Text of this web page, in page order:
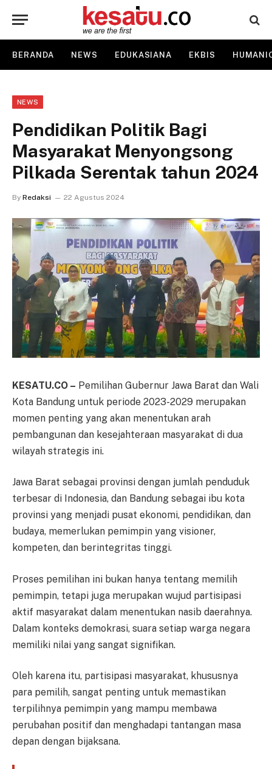
BERANDA NEWS EDUKASIANA EKBIS
NEWS
Pendidikan Politik Bagi
Masyarakat Menyongsong
Pilkada Serentak tahun 2024
By Redaksi 22 Agustus 2024
KESATU.CO – Pemilihan Gubernur Jawa Barat dan Wali
Kota Bandung untuk periode 2023-2029 merupakan
momen penting yang akan menentukan arah
pembangunan dan kesejahteraan masyarakat di dua
wilayah strategis ini.
Jawa Barat sebagai provinsi dengan jumlah penduduk
terbesar di Indonesia, dan Bandung sebagai ibu kota
provinsi yang menjadi pusat ekonomi, pendidikan, dan
budaya, memerlukan pemimpin yang visioner,
kompeten, dan berintegritas tinggi.
Proses pemilihan ini bukan hanya tentang memilih
pemimpin, tetapi juga merupakan wujud partisipasi
aktif masyarakat dalam menentukan nasib daerahnya.
Dalam konteks demokrasi, suara setiap warga negara
memiliki nilai yang sangat signifikan.
Oleh karena itu, partisipasi masyarakat, khususnya
para pemilih, sangat penting untuk memastikan
terpilihnya pemimpin yang mampu membawa
perubahan positif dan menghadapi tantangan masa
depan dengan bijaksana.